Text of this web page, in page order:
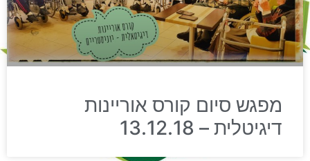
מפגש סיום קורס אוריינות
דיגיטלית – 13.12.18